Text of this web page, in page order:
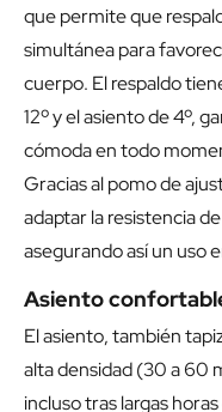
que permite que
simultánea para
cuerpo. El respaldo
12º y el asiento de 4º,
cómoda en todo
Gracias al pomo de
adaptar la resistencia
asegurando así un uso
Asiento
El asiento, también
alta densidad (30 a 60
incluso tras largas